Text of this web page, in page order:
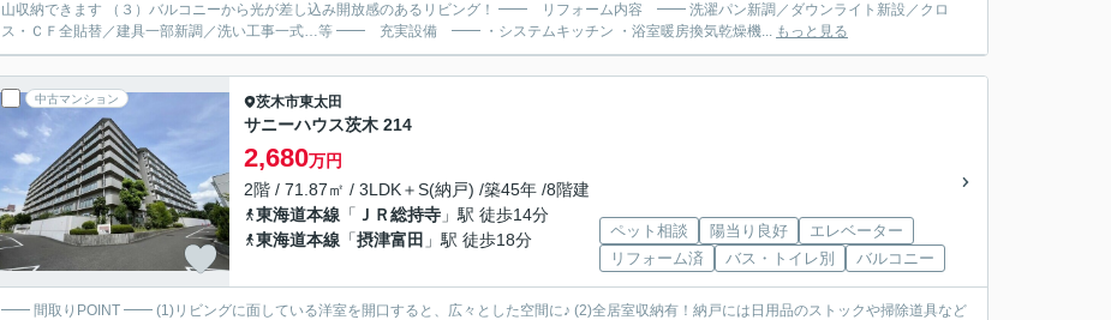
山収納できます （３）バルコニーから光が差し込み開放感のあるリビング！ ━━ リフォーム内容 ━━ 洗濯パン新調／ダウンライト新設／クロ
ス・ＣＦ全貼替／建具一部新調／洗い工事一式…等 ━━ 充実設備 ━━ ・システムキッチン ・浴室暖房換気乾燥機... もっと見る
中古マンション 茨木市東太田
サニーハウス茨木 214
2,680万円
2階 / 71.87㎡ / 3LDK＋S(納戸) /築45年 /8階建
東海道本線 「 ＪＲ総持寺 」駅 徒歩14分
東海道本線 「摂津富田 」駅 徒歩18分 ペット相談 陽当り良好
エレベーター
リフォーム済
バス・トイレ別 バルコニー
━━ 間取りPOINT ━━ (1)リビングに面している洋室を開口すると、広々とした空間に♪ (2)全居室収納有！納戸には日用品のストックや掃除道具など